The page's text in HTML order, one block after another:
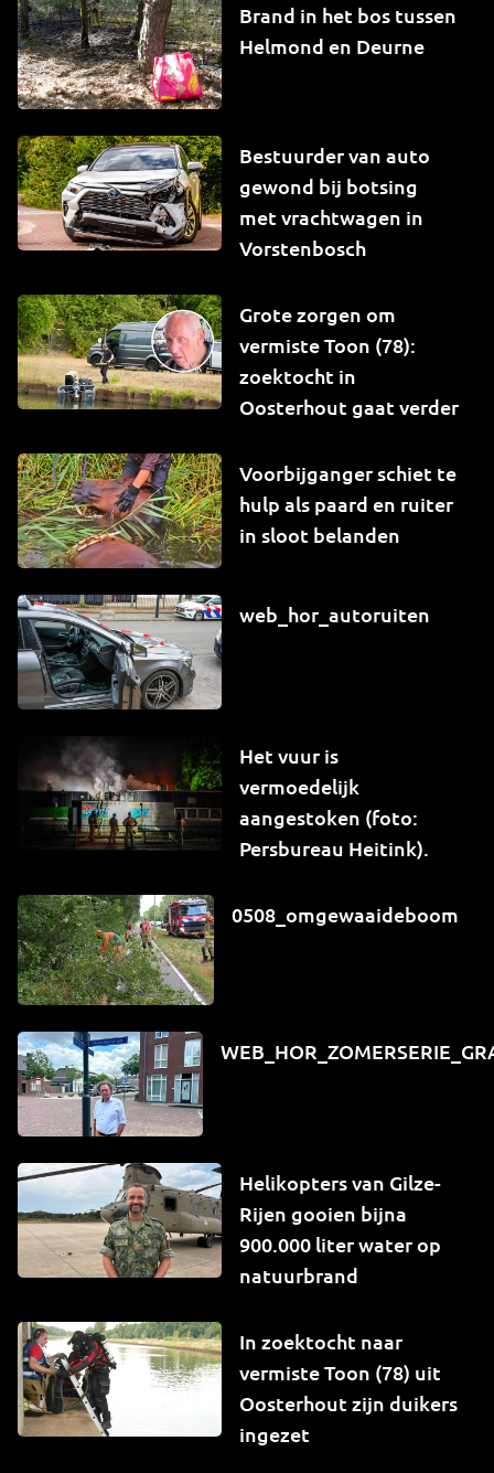
Brand in het bos tussen
Helmond en Deurne
Bestuurder van auto
gewond bij botsing
met vrachtwagen in
Vorstenbosch
Grote zorgen om
vermiste Toon (78):
zoektocht in
Oosterhout gaat verder
Voorbijganger schiet te
hulp als paard en ruiter
in sloot belanden
web_hor_autoruiten
Het vuur is
vermoedelijk
aangestoken (foto:
Persbureau Heitink).
0508_omgewaaideboom
Helikopters van Gilze-
Rijen gooien bijna
900.000 liter water op
natuurbrand
In zoektocht naar
vermiste Toon (78) uit
Oosterhout zijn duikers
ingezet